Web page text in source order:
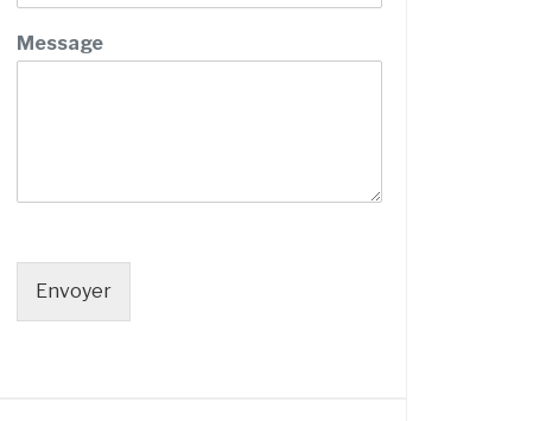
Message
Envoyer